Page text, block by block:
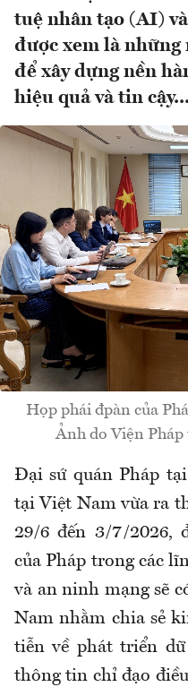
tuệ nhân tạo (AI)
được xem là
để xây dựng nền
hiệu quả và tin cậy...
Họp phái đpàn của
Ảnh do Viện Pháp
Đại sứ quán Pháp
tại Việt Nam vừa ra
29/6 đến 3/7/2026,
của Pháp trong các
và an ninh mạng sẽ
Nam nhằm chia sẻ
tiễn về phát triển
thông tin chỉ đạo